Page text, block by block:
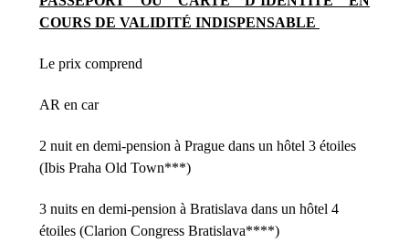
COURS DE VALIDITÉ INDISPENSABLE
Le prix comprend
AR en car
2 nuit en demi-pension à Prague dans un hôtel 3 étoiles
(Ibis Praha Old Town***)
3 nuits en demi-pension à Bratislava dans un hôtel 4
étoiles (Clarion Congress Bratislava****)